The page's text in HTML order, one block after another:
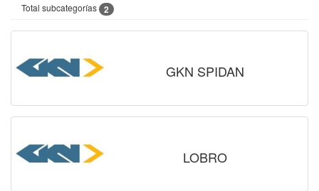
Total subcategorías 2
GKN SPIDAN
LOBRO